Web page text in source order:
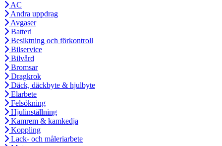
AC
Andra uppdrag
Avgaser
Batteri
Besiktning och förkontroll
Bilservice
Bilvård
Bromsar
Dragkrok
Däck, däckbyte & hjulbyte
Elarbete
Felsökning
Hjulinställning
Kamrem & kamkedja
Koppling
Lack- och måleriarbete